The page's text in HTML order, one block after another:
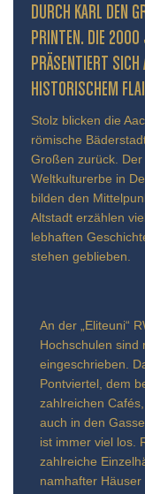
URCH KARL DEN
INTEN. DIE 2000
ÄSENTIERT SICH
TORISCHEM FLAIR.
Stolz blicken die
römische
Großen zurück.
Weltkulturerbe in
bilden den
Altstadt erzählen
lebhaften
stehen geblieben.
An der „Eliteuni“
Hochschulen sind
eingeschrieben.
Pontviertel, dem
zahlreichen
auch in den
ist immer viel los.
zahlreiche
namhafter